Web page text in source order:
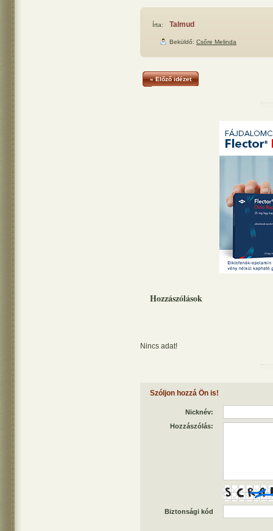
Írta: Talmud
Beküldő: Csőre Melinda
« Előző idézet
Hozzászólások
Nincs adat!
Szóljon hozzá Ön is!
Nicknév:
Hozzászólás:
Biztonsági kód